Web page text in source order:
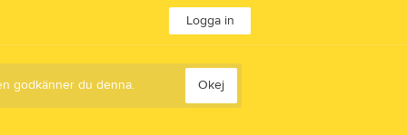
Logga in
godkänner du denna. Okej